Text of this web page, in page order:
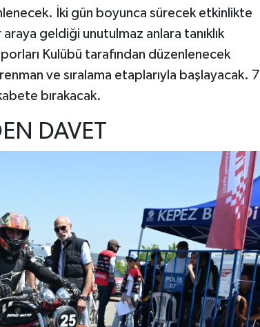
İki gün boyunca sürecek etkinlikte
geldiği unutulmaz anlara tanıklık
Kulübü tarafından düzenlenecek
ve sıralama etaplarıyla başlayacak. 7
bırakacak.
DAVET